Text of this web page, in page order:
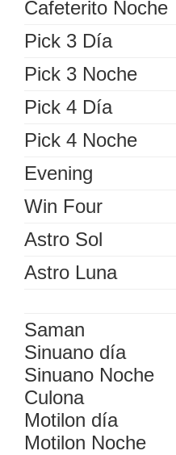
Cafeterito Noche
Pick 3 Día
Pick 3 Noche
Pick 4 Día
Pick 4 Noche
Evening
Win Four
Astro Sol
Astro Luna
Saman
Sinuano día
Sinuano Noche
Culona
Motilon día
Motilon Noche